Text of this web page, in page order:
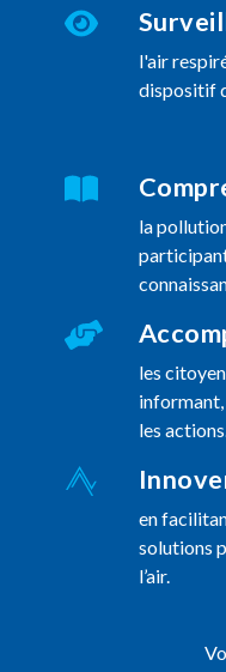
l'air
dispositif
la
les
informant,
les
en
solutions
l’air.